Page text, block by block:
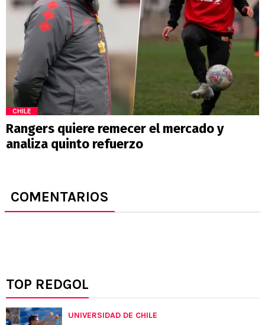
CHILE
Rangers quiere remecer el mercado y
analiza quinto refuerzo
COMENTARIOS
TOP REDGOL
UNIVERSIDAD DE CHILE